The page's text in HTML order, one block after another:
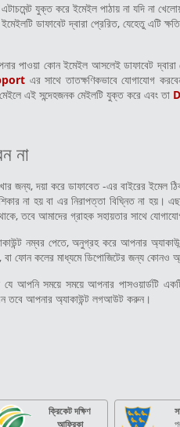
যুক্ত করে ইমেইল পাঠায় না যদি না
ডাফাবেট দ্বারা প্রেরিত, যেহেতু এটি
পাওয়া কোন ইমেইল আসলেই ডাফাবেট
এর সাথে তাতক্ষণিকভাবে যোগাযোগ
এই সন্দেহজনক মেইলটি যুক্ত করে এবং তা
না
জন্য, দয়া করে ডাফাবেত -এর বাইরের ইমেল
না হয় বা এর নিরাপত্তা বিঘ্নিত না
তবে আমাদের গ্রাহক সহায়তার সাথে
নম্বর পেতে, অনুগ্রহ করে আপনার
ফোন কলের মাধ্যমে ডিপোজিটের জন্য কোনও
আপনি সময়ে সময়ে আপনার পাসওয়ার্ডটি
তবে আপনার অ্যাকাউন্ট লগআউট করুন।
ক্রিকেট দক্ষিণ
আফ্রিকা